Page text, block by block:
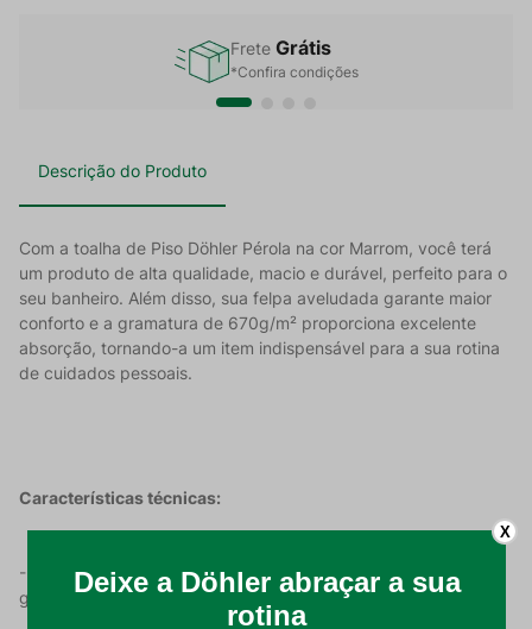
Frete Grátis
*Confira condições
Descrição do Produto
Com a toalha de Piso Döhler Pérola na cor Marrom, você terá
um produto de alta qualidade, macio e durável, perfeito para o
seu banheiro. Além disso, sua felpa aveludada garante maior
conforto e a gramatura de 670g/m² proporciona excelente
absorção, tornando-a um item indispensável para a sua rotina
de cuidados pessoais.
Características técnicas:
- Com composição em 100% algodão e alta gramatura de 670
g/m² que proporciona absorção máxima;
X